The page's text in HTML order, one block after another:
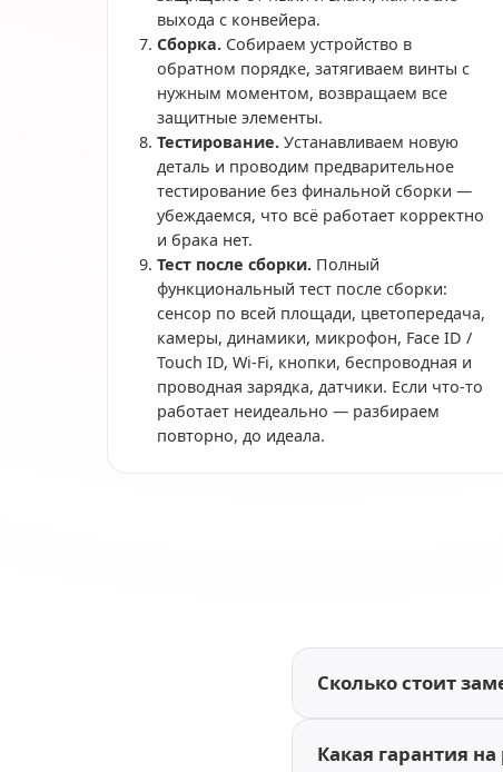
выхода с конвейера.
Сборка. Собираем устройство в
обратном порядке, затягиваем винты с
нужным моментом, возвращаем все
защитные элементы.
Тестирование. Устанавливаем новую
деталь и проводим предварительное
тестирование без финальной сборки —
убеждаемся, что всё работает корректно
и брака нет.
Тест после сборки. Полный
функциональный тест после сборки:
сенсор по всей площади, цветопередача,
камеры, динамики, микрофон, Face ID /
Touch ID, Wi-Fi, кнопки, беспроводная и
проводная зарядка, датчики. Если что-то
работает неидеально — разбираем
повторно, до идеала.
Сколько стоит
Какая гарантия